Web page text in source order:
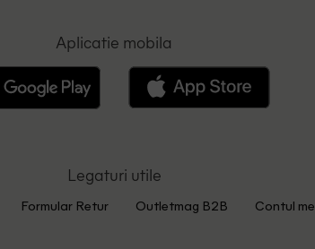
Aplicatie mobila
Legaturi utile
Formular Retur Outletmag B2B Contul